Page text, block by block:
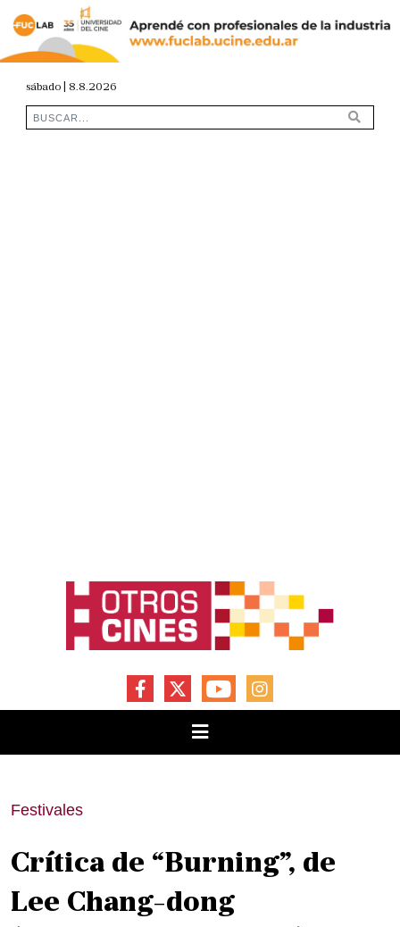
sábado | 8.8.2026
FACEBOOKYOUTUBEINSTAGRAM
Festivales
Crítica de “Burning”, de
Lee Chang-dong